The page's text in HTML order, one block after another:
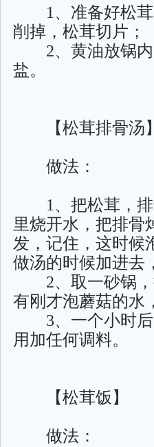
1、准备好松茸
削掉，松茸切片；
2、黄油放锅内
盐。
【松茸排骨汤】
做法：
1、把松茸，排
里烧开水，把排骨
发，记住，这时候
做汤的时候加进去
2、取一砂锅，
有刚才泡蘑菇的水
3、一个小时后
用加任何调料。
【松茸饭】
做法：